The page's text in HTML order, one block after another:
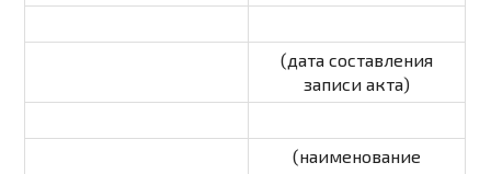
(дата составления
записи акта)
(наименование